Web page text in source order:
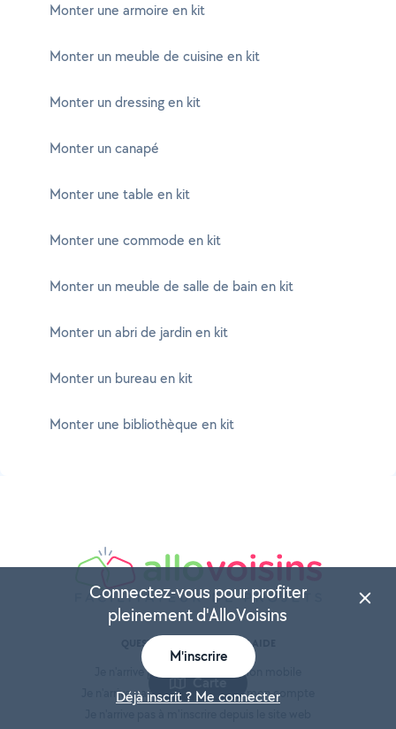
Monter une armoire en kit
Monter un meuble de cuisine en kit
Monter un dressing en kit
Monter un canapé
Monter une table en kit
Monter une commode en kit
Monter un meuble de salle de bain en kit
Monter un abri de jardin en kit
Monter un bureau en kit
Monter une bibliothèque en kit
Carte
QUESTIONS FRÉQUENTES / AIDE
Je n'arrive pas à faire vérifier mon mobile
Je n'arrive pas à me connecter à mon compte
Connectez-vous pour profiter
pleinement d'AlloVoisins
M'inscrire
Déjà inscrit ? Me connecter